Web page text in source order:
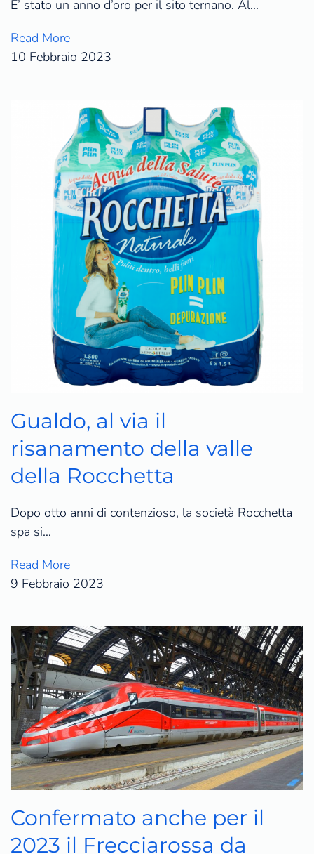
E’ stato un anno d’oro per il sito ternano. Al…
Read More
10 Febbraio 2023
Gualdo, al via il
risanamento della valle
della Rocchetta
Dopo otto anni di contenzioso, la società Rocchetta
spa si…
Read More
9 Febbraio 2023
Confermato anche per il
2023 il Frecciarossa da